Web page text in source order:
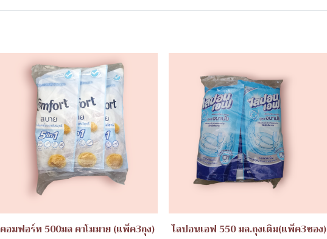
คอมฟอร์ท 500มล คาโมมาย (แพ็ค3ถุง) ไลปอนเอฟ 550 มล.ถุงเติม(แพ็ค3ซอง)